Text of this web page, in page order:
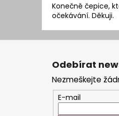
Konečně čepice,
očekávání. Děkuji.
Z
Odebírat
Nezmeškejte
E-mail